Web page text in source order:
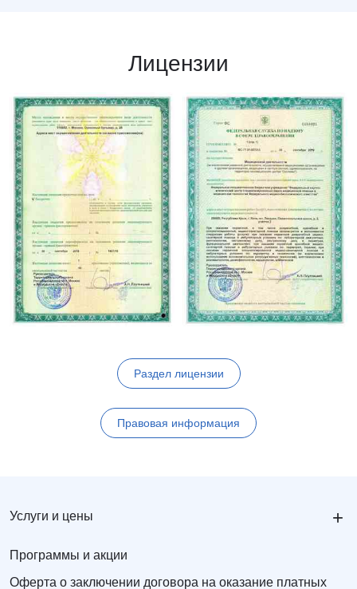
Лицензии
Раздел лицензии
Правовая информация
Услуги и цены +
Программы и акции
Оферта о заключении договора на оказание платных